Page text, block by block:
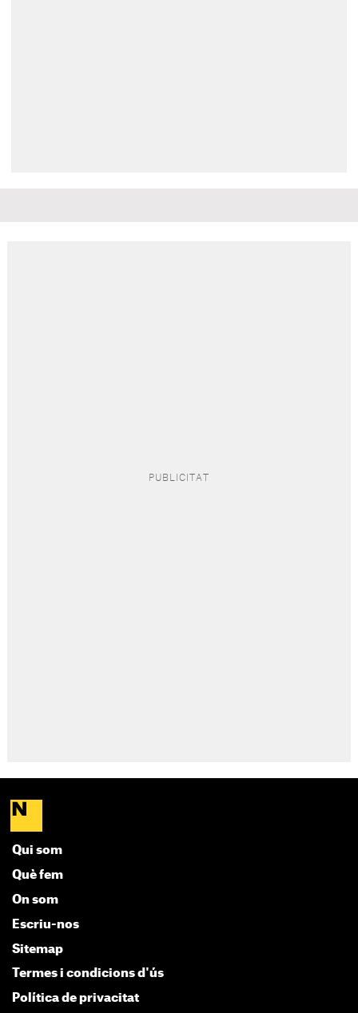
Qui som
Què fem
On som
Escriu-nos
Sitemap
Termes i condicions d'ús
Política de privacitat